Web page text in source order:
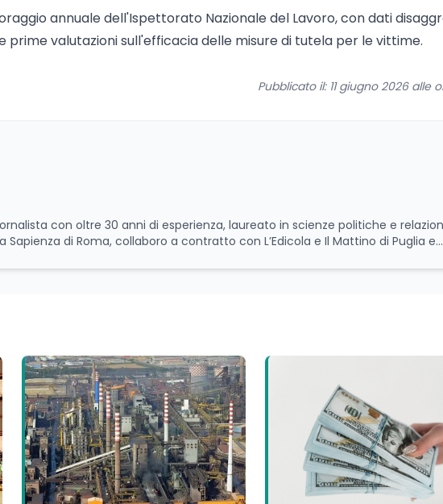
annuale dell'Ispettorato Nazionale del Lavoro, con dati
prime valutazioni sull'efficacia delle misure di tutela per le vittime.
Pubblicato il: 11 giugno 2026 alle
con oltre 30 anni di esperienza, laureato in scienze politiche e
Sapienza di Roma, collaboro a contratto con L’Edicola e Il Mattino di Puglia e
scrivendo delle attività istituzionali con un focus sia sulle iniziative e sui
uffici stampa pubblici e privati e sviluppo programmi di valorizzazione
edito da Il Castello editore e Dal Rosso al Nero. Ho partecipato al volume
Tatarella e da Giubilei Regnani editore sui trent’anni dalla fondazione di
riferimento all’export del Made in Italy e al contrasto dell’Italian
commercio italiane all’estero. Appassionato di storia, di sociologia e di
collaborazioni giornalistiche i cambiamenti della società italiana e
e i protagonisti che hanno accompagnato negli anni lo sviluppo e la crescita
vivo a Roma o in un ipotetico altrove.